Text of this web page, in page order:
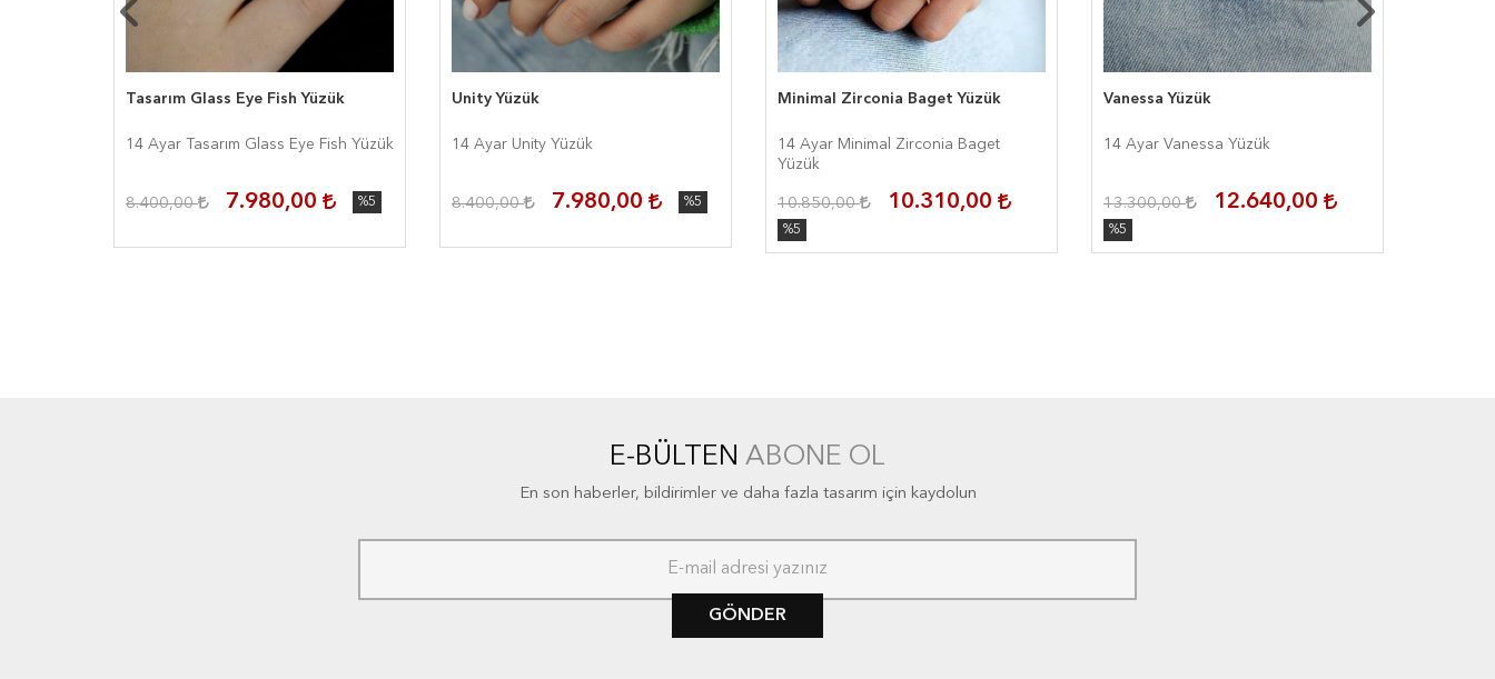
Tasarım Glass Eye Fish Yüzük
14 Ayar Tasarım Glass Eye Fish Yüzük
8.400,00 7.980,00 %5
Unity Yüzük
14 Ayar Unity Yüzük
8.400,00 7.980,00 %5
Minimal Zirconia Baget Yüzük
14 Ayar Minimal Zirconia Baget
Yüzük
10.850,00 10.310,00
%5
Vanessa Yüzük
14 Ayar Vanessa Yüzük
13.300,00 12.640,00
%5
E-BÜLTEN ABONE OL
En son haberler, bildirimler ve daha fazla tasarım için kaydolun
GÖNDER